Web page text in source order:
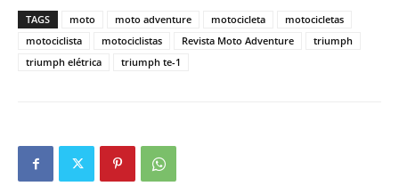
TAGS moto moto adventure motocicleta
motocicletas
motociclista
motociclistas Revista Moto Adventure
triumph
triumph elétrica
triumph te-1